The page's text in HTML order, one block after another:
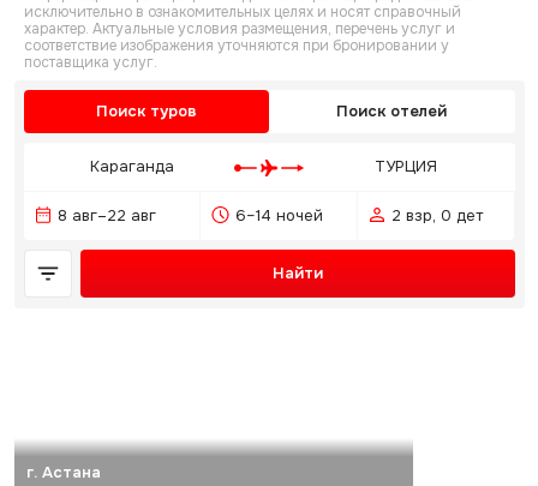
исключительно в ознакомительных целях и носят справочный
характер. Актуальные условия размещения, перечень услуг и
соответствие изображения уточняются при бронировании у
поставщика услуг.
Поиск туров Поиск отелей
Караганда ТУРЦИЯ
8 авг–22 авг 6–14 ночей 2 взр, 0 дет
Найти
г. Астана